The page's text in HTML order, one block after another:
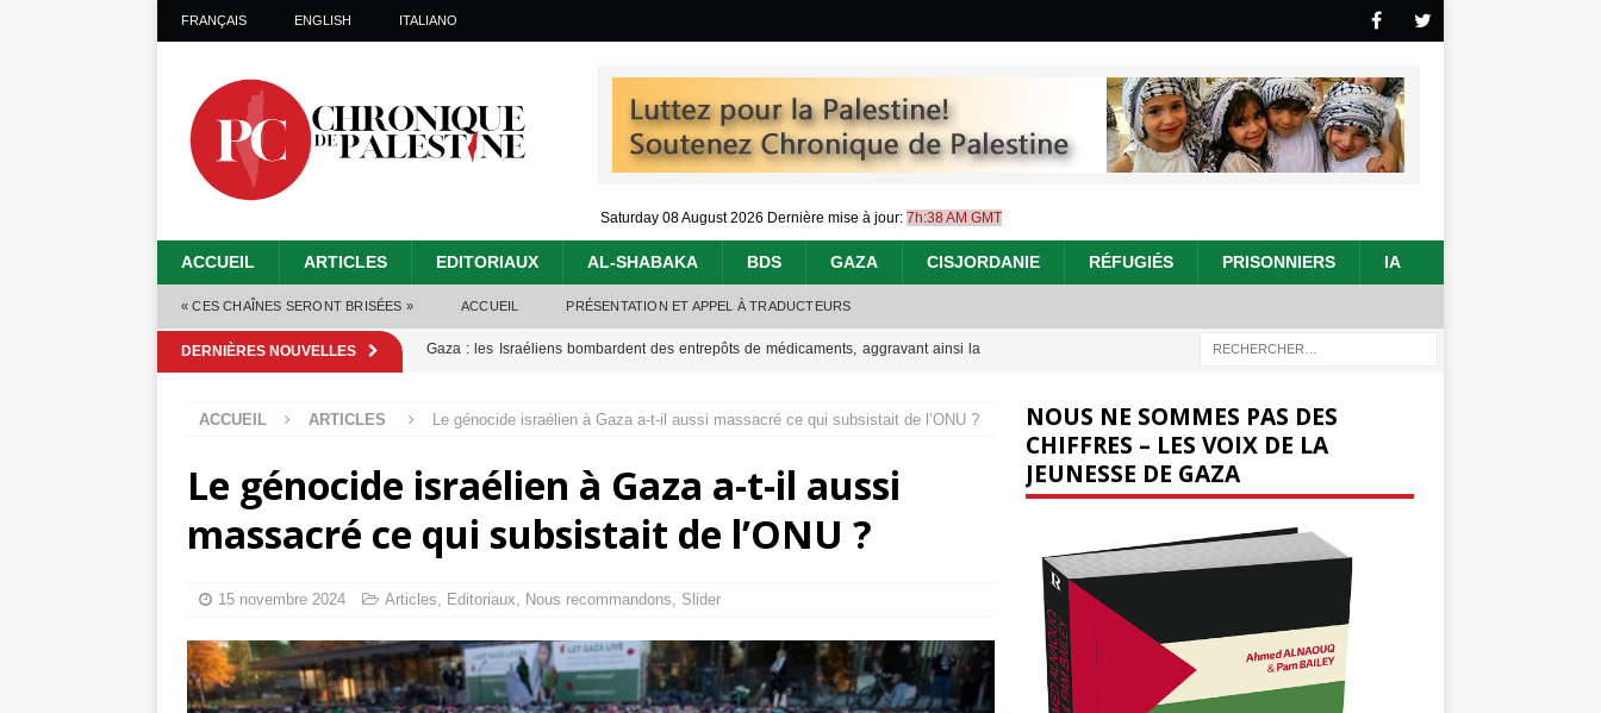
FRANÇAIS ENGLISH ITALIANO
Saturday 08 August 2026 Dernière mise à jour: 7h:38 AM GMT
ACCUEIL ARTICLES EDITORIAUX AL-SHABAKA BDS GAZA CISJORDANIE RÉFUGIÉS PRISONNIERS IA
« CES CHAÎNES SERONT BRISÉES » ACCUEIL PRÉSENTATION ET APPEL À TRADUCTEURS
DERNIÈRES NOUVELLES Gaza : les Israéliens bombardent des entrepôts de médicaments, aggravant ainsi la
Capituler ou mourir : le « processus de paix » à Gaza et la propagande occidentale
6 août 2026 ]
Les Israéliens effacent les preuves du génocide à Gaza[ 4 août 2026 ]
La promesse que j’ai faite à Ismail al-Ghoul
ACCUEIL ARTICLES Le génocide israélien à Gaza a-t-il aussi massacré ce qui subsistait de l’ONU ?
Le génocide israélien à Gaza a-t-il aussi
massacré ce qui subsistait de l’ONU ?
15 novembre 2024 Articles, Editoriaux, Nous recommandons, Slider
NOUS NE SOMMES PAS DES
CHIFFRES – LES VOIX DE LA
JEUNESSE DE GAZA